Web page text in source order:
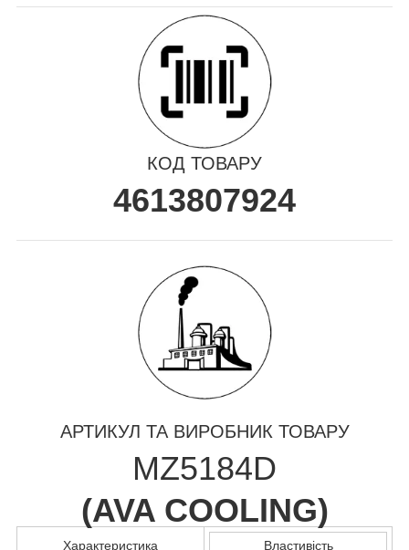
КОД ТОВАРУ
4613807924
АРТИКУЛ ТА ВИРОБНИК ТОВАРУ
MZ5184D
(AVA COOLING)
Характеристика Властивість